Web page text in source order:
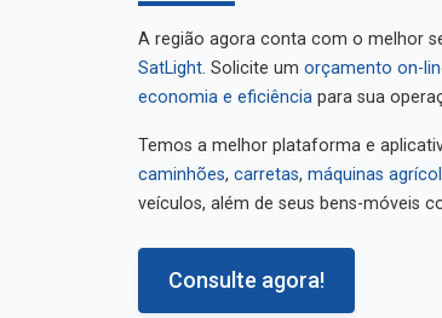
A região agora conta com o melhor
SatLight
. Solicite um orçamento on-line
economia e eficiência
para sua
Temos a melhor plataforma e
caminhões
máquinas
veículos, além de seus bens-móveis
Consulte agora!